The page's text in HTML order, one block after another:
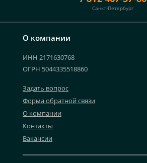
О компании
ИНН 2171630768
ОГРН 5044335518860
Задать вопрос
Форма обратной связи
О компании
Контакты
Вакансии
Санкт-Петербург